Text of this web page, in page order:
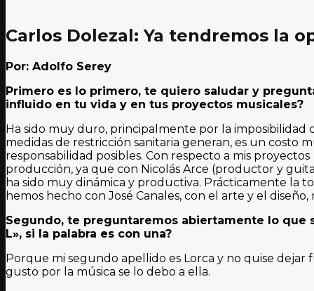
Carlos Dolezal: Ya tendremos la
Por: Adolfo Serey
Primero es lo primero, te quiero saludar y
influido en tu vida y en tus proyectos musicales?
Ha sido muy duro, principalmente por la imposibilidad
medidas de restricción sanitaria generan, es un costo
responsabilidad posibles. Con respecto a mis
producción, ya que con Nicolás Arce (productor y
ha sido muy dinámica y productiva. Prácticamente la
hemos hecho con José Canales, con el arte y el
Segundo, te preguntaremos abiertamente lo que
L», si la palabra es con una?
Porque mi segundo apellido es Lorca y no quise
gusto por la música se lo debo a ella.